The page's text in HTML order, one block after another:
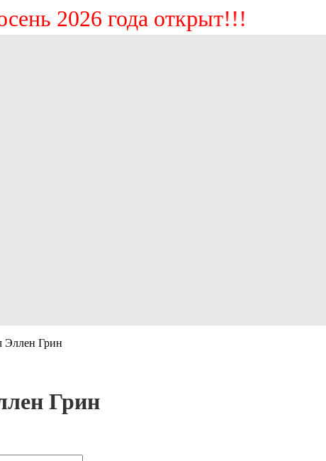
2026 года открыт!!!
Эллен Грин
Грин